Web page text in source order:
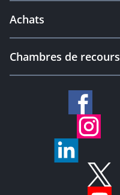
Achats
Chambres de recours